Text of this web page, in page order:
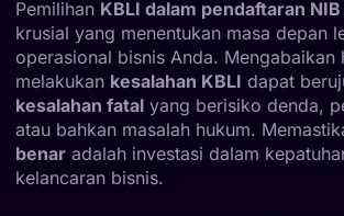
Pemilihan KBLI dalam pendaftaran NIB
krusial yang menentukan masa depan
operasional bisnis Anda. Mengabaikan
melakukan kesalahan KBLI dapat
kesalahan fatal yang berisiko denda,
atau bahkan masalah hukum.
benar adalah investasi dalam
kelancaran bisnis.